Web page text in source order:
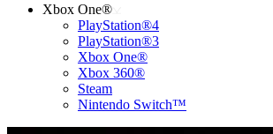
Xbox One®
PlayStation®4
PlayStation®3
Xbox One®
Xbox 360®
Steam
Nintendo Switch™